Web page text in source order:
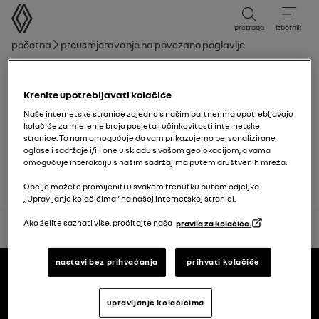
korisnički priručnik
pretraga izbornik
mrvice
Početna Preusmjeravanje na povezano poglavlje
ZVUČNI I SVJETLOSNI UPOZORITELJI
natrag na vrh
Podnožje
korisnički priručnici
Krenite upotrebljavati kolačiće
Naše internetske stranice zajedno s našim partnerima upotrebljavaju
kolačiće za mjerenje broja posjeta i učinkovitosti internetske
stranice. To nam omogućuje da vam prikazujemo personalizirane
oglase i sadržaje i/ili one u skladu s vašom geolokacijom, a vama
omogućuje interakciju s našim sadržajima putem društvenih mreža.
Opcije možete promijeniti u svakom trenutku putem odjeljka
„Upravljanje kolačićima” na našoj internetskoj stranici.
Ako želite saznati više, pročitajte naša pravila za kolačiće.
nastavi bez prihvaćanja prihvati kolačiće
upravljanje kolačićima